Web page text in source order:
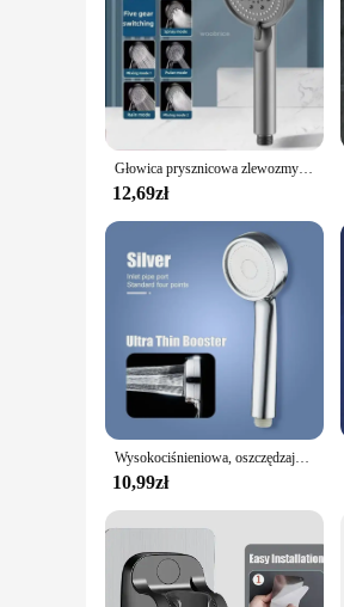
Głowica prysznicowa zlewozmywakowa z 5 trybami regulacji za pomocą węża oszczędzająca wodę Akcesoria łazienkowe z jednym przyciskiem Stop
12,69zł
Wysokociśnieniowa, oszczędzająca wodę głowica prysznicowa z opadami deszczu Akcesoria łazienkowe ABS Chromowany uchwyt Głowica prysznicowa Akcesoria łazienkowe
10,99zł